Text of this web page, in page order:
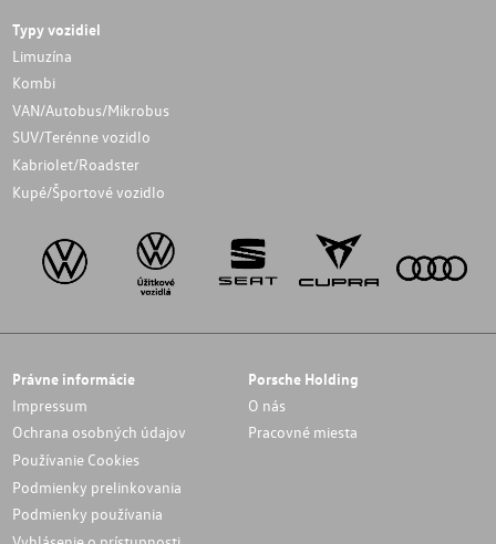
Typy vozidiel
Limuzína
Kombi
VAN/Autobus/Mikrobus
SUV/Terénne vozidlo
Kabriolet/Roadster
Kupé/Športové vozidlo
Právne informácie
Impressum
Ochrana osobných údajov
Používanie Cookies
Podmienky prelinkovania
Podmienky používania
Porsche Holding
O nás
Pracovné miesta